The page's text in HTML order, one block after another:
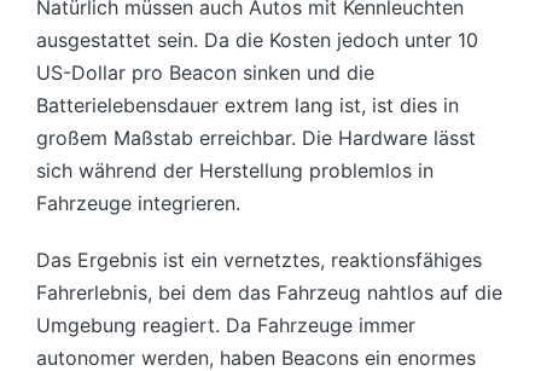
Natürlich müssen auch Autos mit Kennleuchten
ausgestattet sein. Da die Kosten jedoch unter 10
US-Dollar pro Beacon sinken und die
Batterielebensdauer extrem lang ist, ist dies in
großem Maßstab erreichbar. Die Hardware lässt
sich während der Herstellung problemlos in
Fahrzeuge integrieren.
Das Ergebnis ist ein vernetztes, reaktionsfähiges
Fahrerlebnis, bei dem das Fahrzeug nahtlos auf die
Umgebung reagiert. Da Fahrzeuge immer
autonomer werden, haben Beacons ein enormes